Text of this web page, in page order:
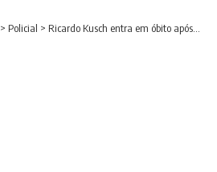
> Policial > Ricardo Kusch entra em óbito após ser alvejado em viagem para São Paulo